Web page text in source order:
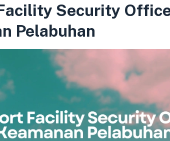
Security
Pelabuhan